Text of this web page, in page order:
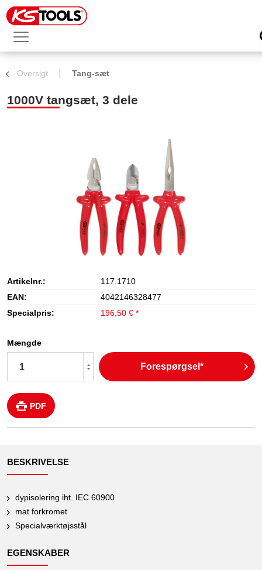
Oversigt Tang-sæt
1000V tangsæt, 3 dele
Artikelnr.:
117.1710
EAN:
4042146328477
Specialpris:
196,50 € *
Mængde
Forespørgsel*
PDF
BESKRIVELSE
dypisolering iht. IEC 60900
mat forkromet
Specialværktøjsstål
EGENSKABER